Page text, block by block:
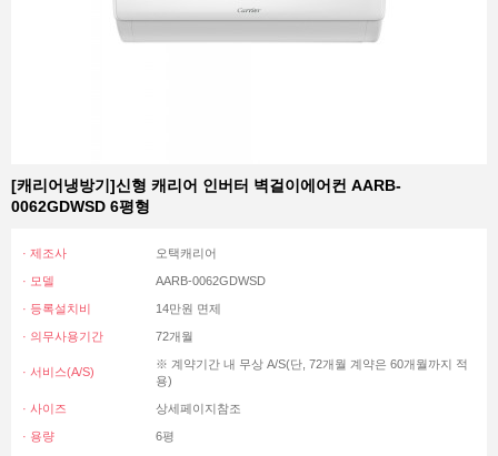
[캐리어냉방기]신형 캐리어 인버터 벽걸이에어컨 AARB-
0062GDWSD 6평형
· 제조사 오택캐리어
· 모델 AARB-0062GDWSD
· 등록설치비 14만원 면제
· 의무사용기간 72개월
· 서비스(A/S)
※ 계약기간 내 무상 A/S(단, 72개월 계약은 60개월까지 적
용)
· 사이즈 상세페이지참조
· 용량 6평